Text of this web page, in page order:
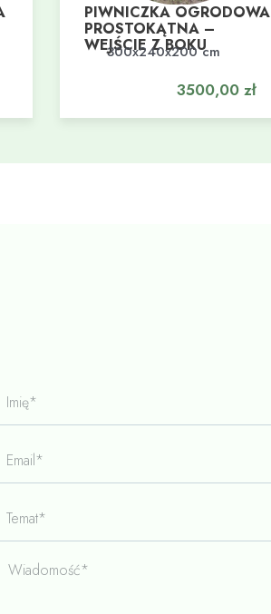
PIWNICZKA OGRODOWA
PROSTOKĄTNA –
WEJŚCIE Z BOKU
300x240x200 cm
3500,00 zł
Dodaj do koszyka
Email*
Wiadomość*